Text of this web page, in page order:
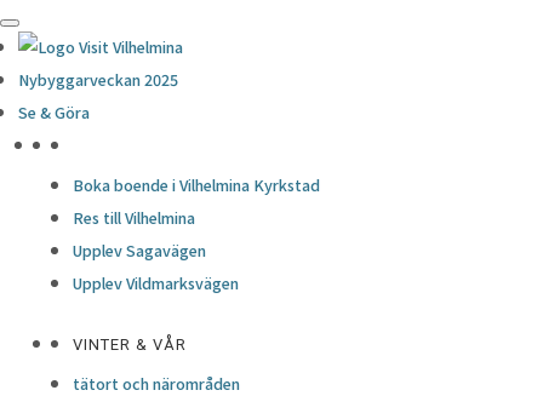
Nybyggarveckan 2025
Se & Göra
Boka boende i Vilhelmina Kyrkstad
Res till Vilhelmina
Upplev Sagavägen
Upplev Vildmarksvägen
VINTER & VÅR
tätort och närområden